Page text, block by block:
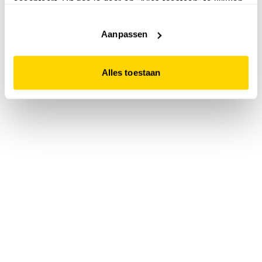
website niet optimaal functioneert.
Aanpassen
Alles toestaan